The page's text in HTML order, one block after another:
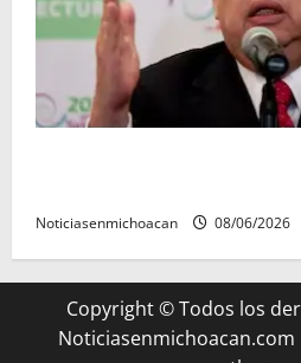
Noticiasenmichoacan 08/06/2026
Copyright © Todos los
Noticiasenmichoacan.com